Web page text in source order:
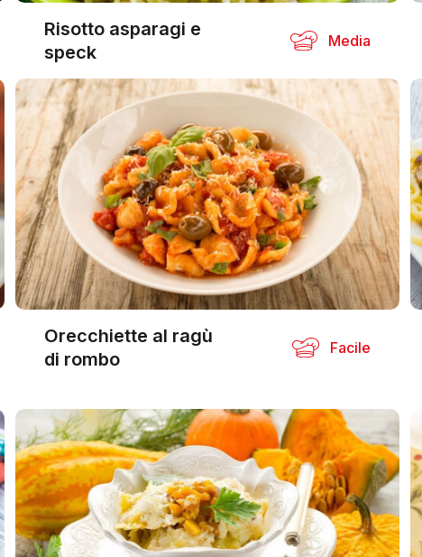
Risotto asparagi e
speck
Media
Orecchiette al ragù
di rombo
Facile